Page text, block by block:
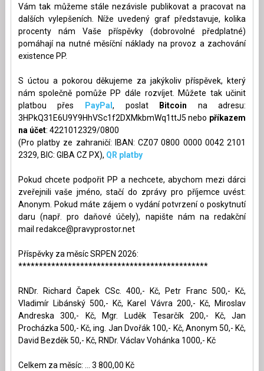
Vám tak můžeme stále nezávisle publikovat a pracovat na
dalších vylepšeních. Níže uvedený graf představuje, kolika
procenty nám Vaše příspěvky (dobrovolné předplatné)
pomáhají na nutné měsíční náklady na provoz a zachování
existence PP.
S úctou a pokorou děkujeme za jakýkoliv příspěvek, který
nám společně pomůže PP dále rozvíjet. Můžete tak učinit
platbou přes
PayPal , poslat Bitcoin na adresu:
3HPkQ31E6U9Y9HhVSc1f2DXMkbmWq1ttJ5 nebo příkazem
na účet: 4221012329/0800
(Pro platby ze zahraničí: IBAN: CZ07 0800 0000 0042 2101
2329, BIC: GIBA CZ PX), QR platby
Pokud chcete podpořit PP a nechcete, abychom mezi dárci
zveřejnili vaše jméno, stačí do zprávy pro příjemce uvést:
Anonym. Pokud máte zájem o vydání potvrzení o poskytnutí
daru (např. pro daňové účely), napište nám na redakční
mail redakce@pravyprostor.net
Příspěvky za měsíc SRPEN 2026:
**********************************************
RNDr. Richard Čapek CSc. 400,- Kč, Petr Franc 500,- Kč,
Vladimír Libánský 500,- Kč, Karel Vávra 200,- Kč, Miroslav
Andreska 300,- Kč, Mgr. Luděk Tesarčík 200,- Kč, Jan
Procházka 500,- Kč, ing. Jan Dvořák 100,- Kč, Anonym 50,- Kč,
David Bezděk 50,- Kč, RNDr. Václav Vohánka 1000,- Kč
Celkem za měsíc: ... 3 800,00 Kč